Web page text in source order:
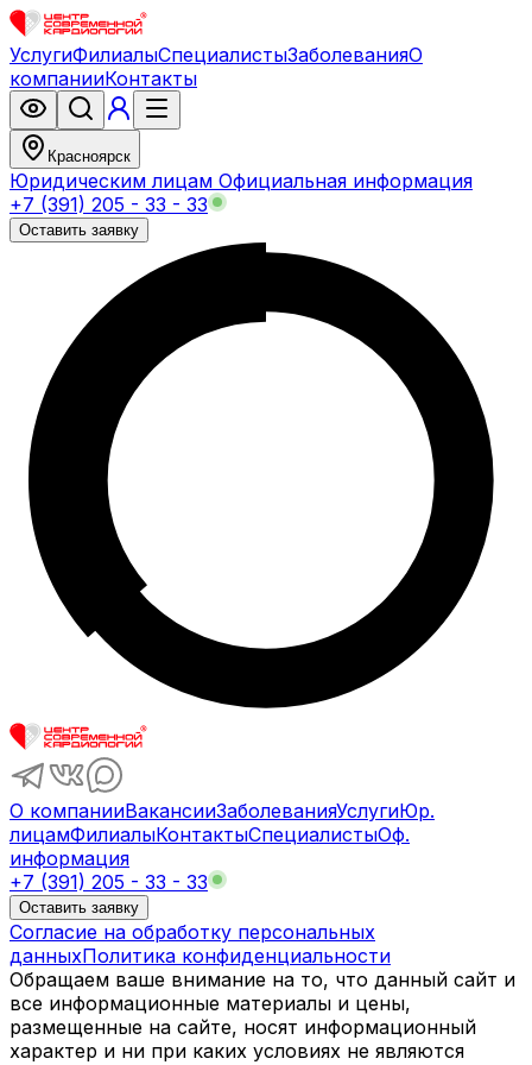
УслугиФилиалыСпециалистыЗаболеванияО
компанииКонтакты
Красноярск
Юридическим лицам Официальная информация
+7 (391) 205 - 33 - 33
Оставить заявку
О компанииВакансииЗаболеванияУслугиЮр.
лицамФилиалыКонтактыСпециалистыОф.
информация
+7 (391) 205 - 33 - 33
Оставить заявку
Согласие на обработку персональных
данныхПолитика конфиденциальности
Обращаем ваше внимание на то, что данный сайт и
все информационные материалы и цены,
размещенные на сайте, носят информационный
характер и ни при каких условиях не являются